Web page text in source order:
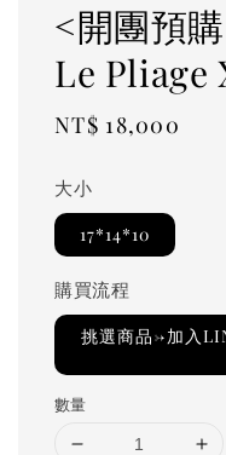
<開團預
Le Pliage
Regular
NT$ 18,000
大小
17*14*10
購買流程
挑選商品→加入
數量